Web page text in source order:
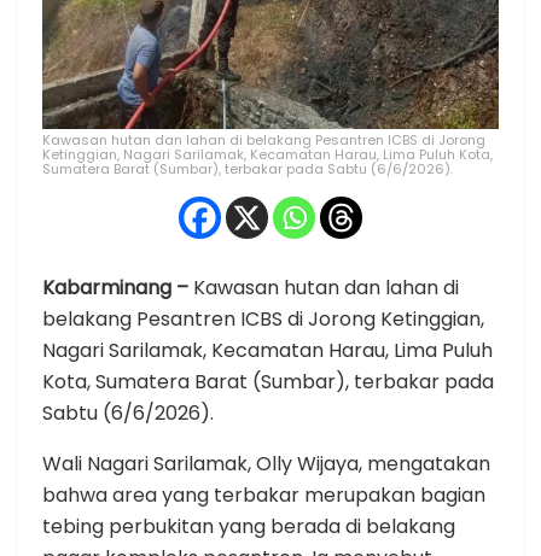
Kawasan hutan dan lahan di belakang Pesantren ICBS di Jorong
Ketinggian, Nagari Sarilamak, Kecamatan Harau, Lima Puluh Kota,
Sumatera Barat (Sumbar), terbakar pada Sabtu (6/6/2026).
Kabarminang – Kawasan hutan dan lahan di
belakang Pesantren ICBS di Jorong Ketinggian,
Nagari Sarilamak, Kecamatan Harau, Lima Puluh
Kota, Sumatera Barat (Sumbar), terbakar pada
Sabtu (6/6/2026).
Wali Nagari Sarilamak, Olly Wijaya, mengatakan
bahwa area yang terbakar merupakan bagian
tebing perbukitan yang berada di belakang